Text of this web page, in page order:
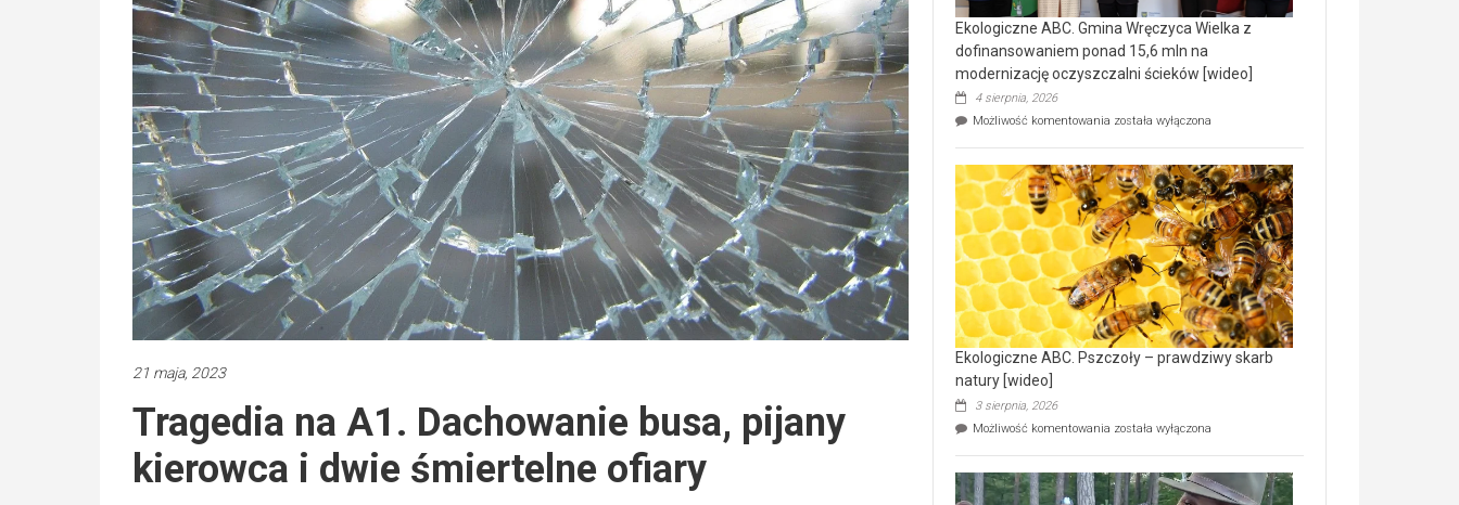
21 maja, 2023
Tragedia na A1. Dachowanie busa, pijany
kierowca i dwie śmiertelne ofiary
Ekologiczne ABC. Gmina Wręczyca Wielka z
dofinansowaniem ponad 15,6 mln na
modernizację oczyszczalni ścieków [wideo]
4 sierpnia, 2026
Możliwość komentowania Ekologiczne
Wręczyca
Wielka
z
dofinansowaniem
ponad
15,6
mln
na
modernizację
oczyszczalni
ścieków
[wideo]
została wyłączona
Ekologiczne ABC. Pszczoły – prawdziwy skarb
natury [wideo]
3 sierpnia, 2026
Możliwość komentowania Ekologiczne
–
prawdziwy
została wyłączona